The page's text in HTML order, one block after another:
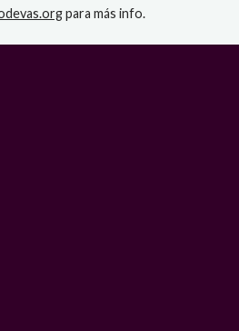
para más info.